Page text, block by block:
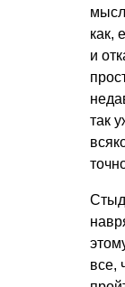
как,
и
так
все,